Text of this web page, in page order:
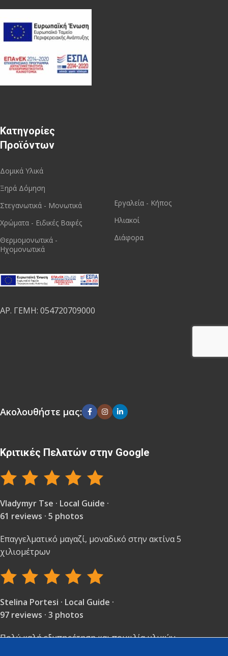
Κατηγορίες
Προϊόντων
Δομικά Υλικά
Ξηρά Δόμηση
Στεγανωτικά - Μονωτικά
Χρώματα - Ειδικές Βαφές
Θερμομονωτικά -
Ηχομονωτικά
ΑΡ. ΓΕΜΗ: 054720709000
Εργαλεία - Κήπος
Ηλιακοί
Διάφορα
Ακολουθήστε μας:
Κριτικές Πελατών στην Google
Vladymyr Tse · Local Guide ·
61 reviews · 5 photos
Επαγγελματικό μαγαζί, μοναδικό στην ακτίνα 5
χιλιομέτρων
Stelina Portesi · Local Guide ·
97 reviews · 3 photos
Πολύ καλή εξυπηρέτηση και ποικιλία υλικών.